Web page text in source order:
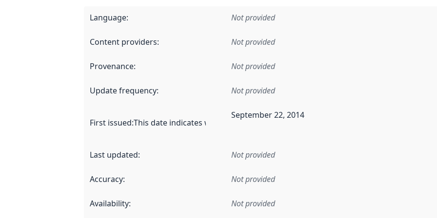
Language: Not provided
Content providers: Not provided
Provenance: Not provided
Update frequency: Not provided
First issued:This date indicates when the data in this dataset was first released. It may have
September 22, 2014
Last updated: Not provided
Accuracy: Not provided
Availability: Not provided